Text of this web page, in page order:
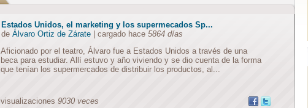
Estados Unidos, el marketing y los supermecados Sp...
de Álvaro Ortiz de Zárate| cargado hace 5864 días
Aficionado por el teatro, Álvaro fue a Estados Unidos a través de una
beca para estudiar. Allí estuvo y año viviendo y se dio cuenta de la forma
que tenían los supermercados de distribuir los productos, al...
visualizaciones 9030 veces